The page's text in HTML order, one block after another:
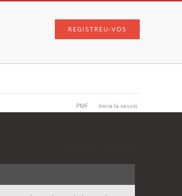
REGISTREU-VOS
PMF Inicia la sessió